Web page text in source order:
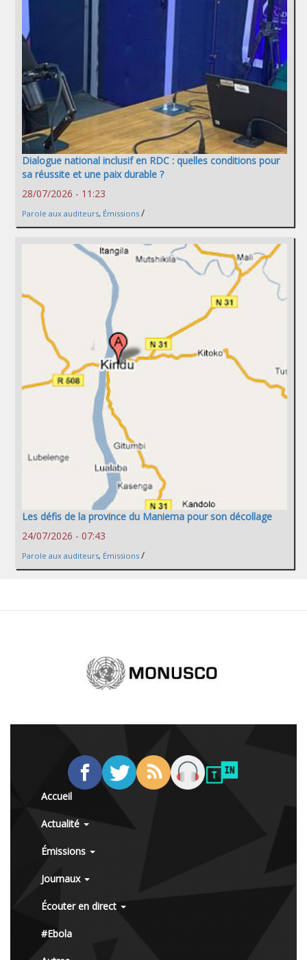
Dialogue national inclusif en RDC : quelles conditions pour
sa réussite et une paix durable ?
28/07/2026 - 11:23
Parole aux auditeurs, Émissions /
Les défis de la province du Maniema pour son décollage
24/07/2026 - 07:43
Parole aux auditeurs, Émissions /
Accueil
Actualité
Émissions
Journaux
Écouter en direct
#Ebola